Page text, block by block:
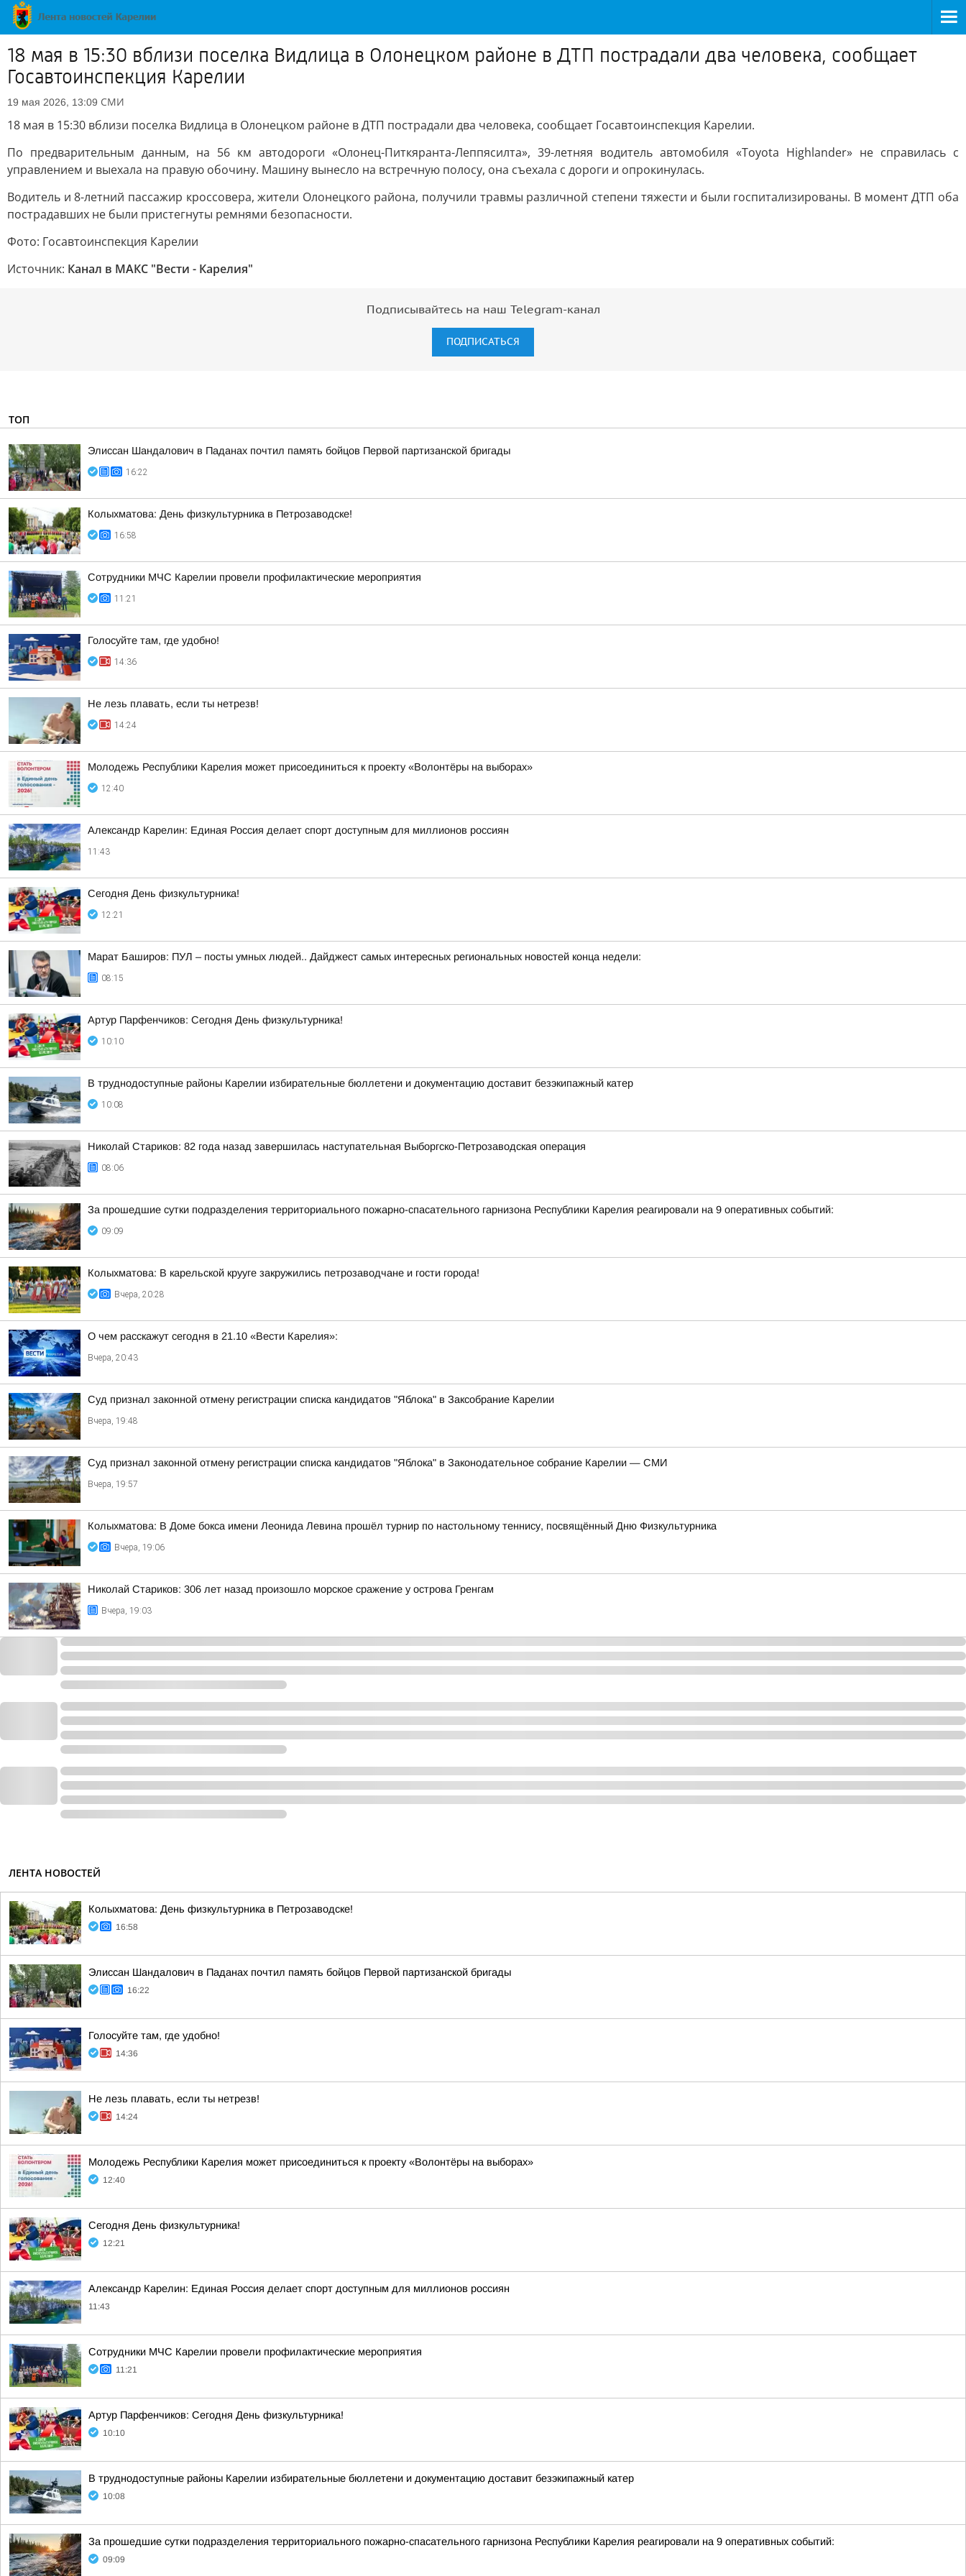
18 мая в 15:30 вблизи поселка Видлица в Олонецком районе в ДТП пострадали два человека, сообщает
Госавтоинспекция Карелии
19 мая 2026, 13:09 СМИ
18 мая в 15:30 вблизи поселка Видлица в Олонецком районе в ДТП пострадали два человека, сообщает Госавтоинспекция Карелии.
По предварительным данным, на 56 км автодороги «Олонец-Питкяранта-Леппясилта», 39-летняя водитель автомобиля «Toyota Highlander» не справилась с
управлением и выехала на правую обочину. Машину вынесло на встречную полосу, она съехала с дороги и опрокинулась.
Водитель и 8-летний пассажир кроссовера, жители Олонецкого района, получили травмы различной степени тяжести и были госпитализированы. В момент ДТП оба
пострадавших не были пристегнуты ремнями безопасности.
Фото: Госавтоинспекция Карелии
Источник: Канал в МАКС "Вести - Карелия"
Подписывайтесь на наш Telegram-канал
ПОДПИСАТЬСЯ
ТОП
Элиссан Шандалович в Паданах почтил память бойцов Первой партизанской бригады
16:22
Колыхматова: День физкультурника в Петрозаводске!
16:58
Сотрудники МЧС Карелии провели профилактические мероприятия
11:21
Голосуйте там, где удобно!
14:36
Не лезь плавать, если ты нетрезв!
14:24
Молодежь Республики Карелия может присоединиться к проекту «Волонтёры на выборах»
12:40
Александр Карелин: Единая Россия делает спорт доступным для миллионов россиян
11:43
Сегодня День физкультурника!
12:21
Марат Баширов: ПУЛ – посты умных людей.. Дайджест самых интересных региональных новостей конца недели:
08:15
Артур Парфенчиков: Сегодня День физкультурника!
10:10
В труднодоступные районы Карелии избирательные бюллетени и документацию доставит безэкипажный катер
10:08
Николай Стариков: 82 года назад завершилась наступательная Выборгско-Петрозаводская операция
08:06
За прошедшие сутки подразделения территориального пожарно-спасательного гарнизона Республики Карелия реагировали на 9 оперативных событий:
09:09
Колыхматова: В карельской крууге закружились петрозаводчане и гости города!
Вчера, 20:28
О чем расскажут сегодня в 21.10 «Вести Карелия»:
Вчера, 20:43
Суд признал законной отмену регистрации списка кандидатов "Яблока" в Заксобрание Карелии
Вчера, 19:48
Суд признал законной отмену регистрации списка кандидатов "Яблока" в Законодательное собрание Карелии — СМИ
Вчера, 19:57
Колыхматова: В Доме бокса имени Леонида Левина прошёл турнир по настольному теннису, посвящённый Дню Физкультурника
Вчера, 19:06
Николай Стариков: 306 лет назад произошло морское сражение у острова Гренгам
Вчера, 19:03
ЛЕНТА НОВОСТЕЙ
Колыхматова: День физкультурника в Петрозаводске!
16:58
Элиссан Шандалович в Паданах почтил память бойцов Первой партизанской бригады
16:22
Голосуйте там, где удобно!
14:36
Не лезь плавать, если ты нетрезв!
14:24
Молодежь Республики Карелия может присоединиться к проекту «Волонтёры на выборах»
12:40
Сегодня День физкультурника!
12:21
Александр Карелин: Единая Россия делает спорт доступным для миллионов россиян
11:43
Сотрудники МЧС Карелии провели профилактические мероприятия
11:21
Артур Парфенчиков: Сегодня День физкультурника!
10:10
В труднодоступные районы Карелии избирательные бюллетени и документацию доставит безэкипажный катер
10:08
За прошедшие сутки подразделения территориального пожарно-спасательного гарнизона Республики Карелия реагировали на 9 оперативных событий:
09:09